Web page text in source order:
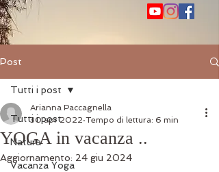
Post
Tutti i post
Natura
Vacanza Yoga
Tutti i post
YOGA in vacanza ..
Arianna Paccagnella
30 apr 2022 Tempo di lettura: 6 min
Aggiornamento: 24 giu 2024